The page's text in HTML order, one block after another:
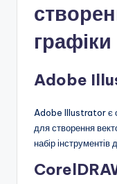
графіки
Adobe
Adobe Illustrator є
для створення
набір